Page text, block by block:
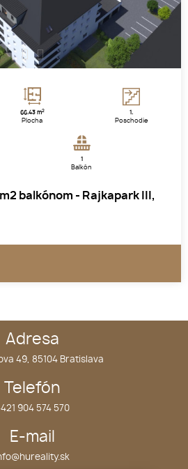
1 2
66.43 m2
Plocha
1.
Poschodie
1
Balkón
balkónom - Rajkapark III,
Adresa
49, 85104 Bratislava
Telefón
904 574 570
E-mail